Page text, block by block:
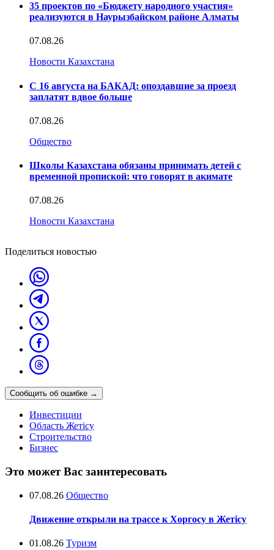
35 проектов по «Бюджету народного участия»
реализуются в Наурызбайском районе Алматы
07.08.26
Новости Казахстана
С 16 августа на БАКАД: опоздавшие за проезд
заплатят вдвое больше
07.08.26
Общество
Школы Казахстана обязаны принимать детей с
временной пропиской: что говорят в акимате
07.08.26
Новости Казахстана
Поделиться новостью
Сообщить об ошибке →
Инвестиции
Область Жетісу
Строительство
Бизнес
Это может Вас заинтересовать
07.08.26 Общество
Движение открыли на трассе к Хоргосу в Жетісу
01.08.26 Туризм